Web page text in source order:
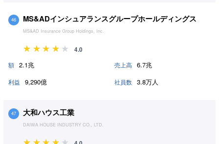
46 MS&ADインシュアランスグループホールディングス
MS&AD Insurance Group Holdings, Inc.
4.0
額 2.1兆 売上高 6.7兆
利益 9,290億 社員数 3.8万人
47 大和ハウス工業
DAIWA HOUSE INDUSTRY CO., LTD.